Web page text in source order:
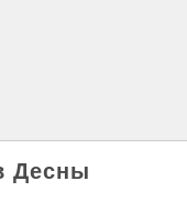
Десны